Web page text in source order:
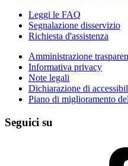
Leggi le FAQ
Segnalazione disservizio
Richiesta d'assistenza
Amministrazione
Informativa privacy
Note legali
Dichiarazione di
Piano di miglioramento
Seguici su